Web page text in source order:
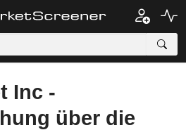
Inc -
über die